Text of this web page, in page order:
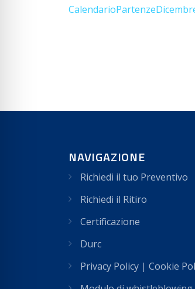
NAVIGAZIONE
Richiedi il tuo Preventivo
Richiedi il Ritiro
Certificazione
Durc
Privacy Policy | Cookie